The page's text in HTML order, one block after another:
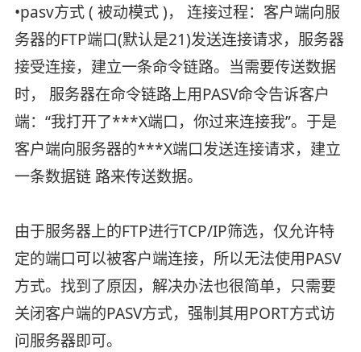
•pasv方式 ( 被动模式 )， 连接过程：客户端向服
务器的FTP端口(默认是21)发送连接请求，服务器
接受连接，建立一条命令链路。当需要传送数据
时， 服务器在命令链路上用PASV命令告诉客户
端：“我打开了***X端口，你过来连接我”。于是
客户端向服务器的***X端口发送连接请求，建立
一条数据链 路来传送数据。
由于服务器上的FTP进行TCP/IP筛选，仅允许特
定的端口可以被客户端连接，所以无法使用PASV
方式。找到了原因，解决办法也很简单，只需要
关闭客户端的PASV方式，强制其用PORT方式访
问服务器即可。